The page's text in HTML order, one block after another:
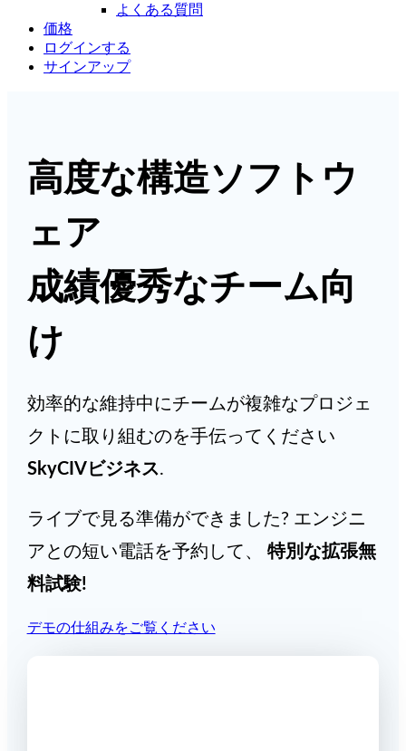
よくある質問
価格
ログインする
サインアップ
高度な構造ソフトウ
ェア
成績優秀なチーム向
け
効率的な維持中にチームが複雑なプロジェ
クトに取り組むのを手伝ってください
SkyCIVビジネス.
ライブで見る準備ができました? エンジニ
アとの短い電話を予約して、 特別な拡張無
料試験!
デモの仕組みをご覧ください